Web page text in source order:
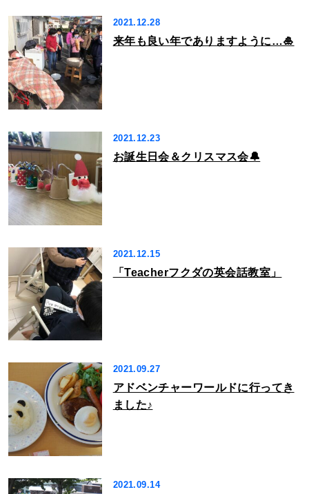
2021.12.28
来年も良い年でありますように…🎍
2021.12.23
お誕生日会＆クリスマス会🔔
2021.12.15
「Teacherフクダの英会話教室」
2021.09.27
アドベンチャーワールドに行ってき
ました♪
2021.09.14